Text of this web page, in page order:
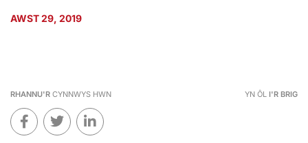
AWST 29, 2019
RHANNU'R CYNNWYS HWN YN ÔL I'R BRIG